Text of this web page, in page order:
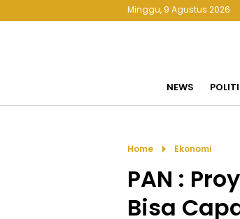
Minggu, 9 Agustus 2026
NEWS
Home arrow_right Ekonomi
PAN :
Bisa